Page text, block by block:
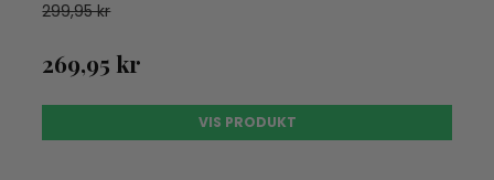
299,95 kr
269,95 kr
VIS PRODUKT